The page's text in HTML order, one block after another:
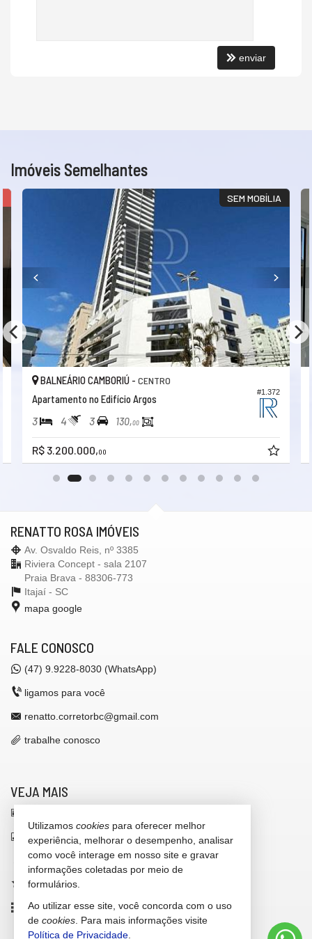
enviar
Imóveis Semelhantes
SEM MOBÍLIA
#1.372
BALNEÁRIO CAMBORIÚ -CENTRO
Apartamento no Edifício Argos
3 4 3 130,00
R$ 3.200.000,00
RENATTO ROSA IMÓVEIS
Av. Osvaldo Reis, nº 3385
Riviera Concept - sala 2107
Praia Brava - 88306-773
Itajaí - SC
mapa google
FALE CONOSCO
(47) 9.9228-8030 (WhatsApp)
ligamos para você
renatto.corretorbc@gmail.com
trabalhe conosco
VEJA MAIS
indicadores financeiros
cadastre seu imóvel
imóveis favoritos
mapa de imóveis
Utilizamos cookies para oferecer melhor
experiência, melhorar o desempenho, analisar
como você interage em nosso site e gravar
informações coletadas por meio de
formulários.
Ao utilizar esse site, você concorda com o uso
de cookies . Para mais informações visite
Política de Privacidade